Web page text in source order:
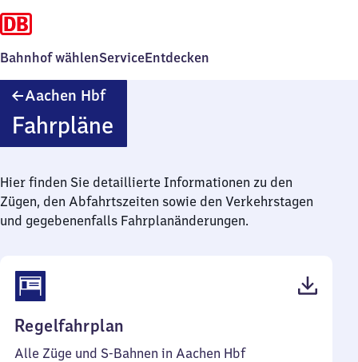
Bahnhof wählenServiceEntdecken
Aachen HbfAachen
Fahrpläne
Hier finden Sie detaillierte Informationen zu den
Zügen, den Abfahrtszeiten sowie den Verkehrstagen
und gegebenenfalls Fahrplanänderungen.
Regelfahrplan
141
Alle Züge und S-Bahnen in Aachen Hbf